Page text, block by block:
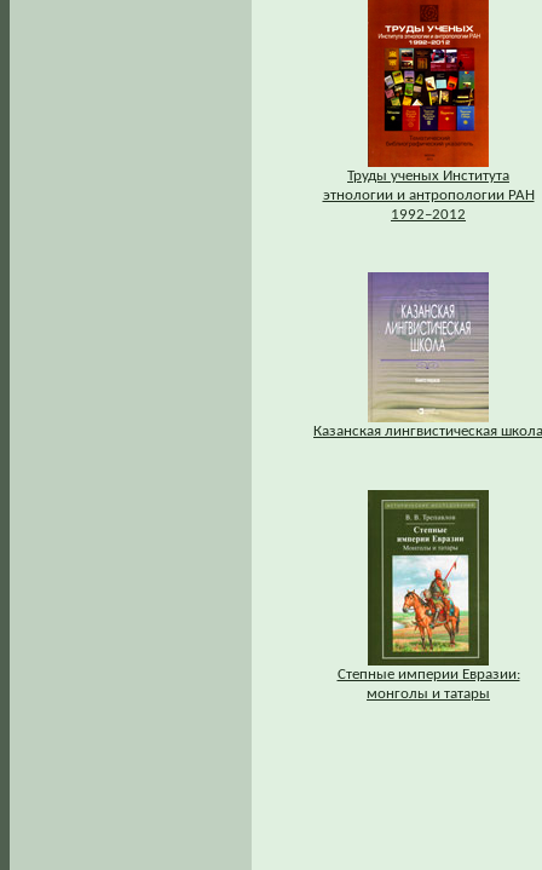
Труды ученых Института
этнологии и антропологии РАН
1992–2012
Казанская лингвистическая школа
Степные империи Евразии:
монголы и татары